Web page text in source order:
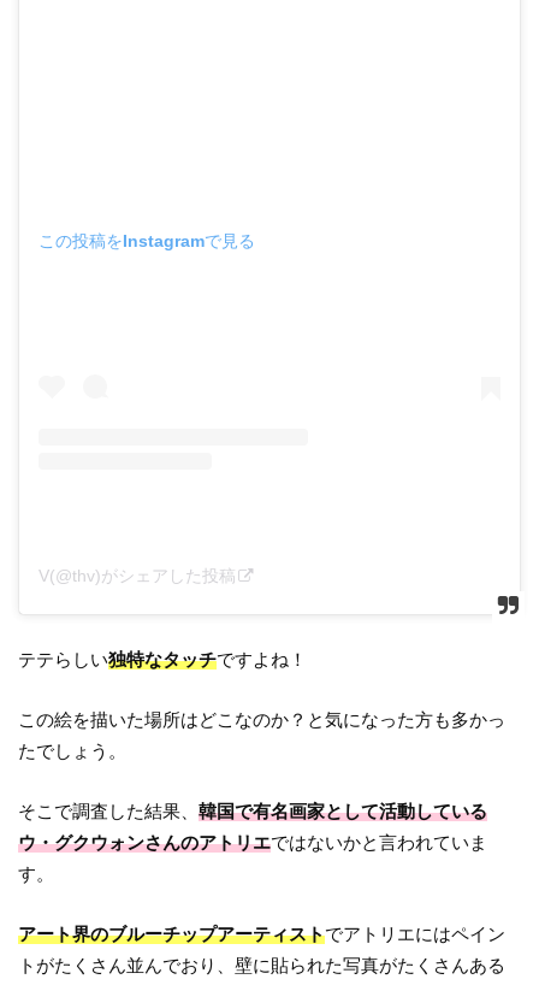
この投稿をInstagramで見る
V(@thv)がシェアした投稿
テテらしい独特なタッチですよね！
この絵を描いた場所はどこなのか？と気になった方も多かっ
たでしょう。
そこで調査した結果、韓国で有名画家として活動している
ウ・グクウォンさんのアトリエではないかと言われていま
す。
アート界のブルーチップアーティストでアトリエにはペイン
トがたくさん並んでおり、壁に貼られた写真がたくさんある